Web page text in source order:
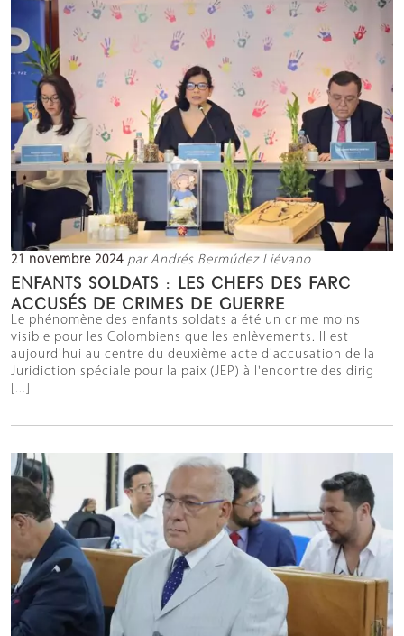
21 novembre 2024 par Andrés Bermúdez Liévano
ENFANTS SOLDATS : LES CHEFS DES FARC
ACCUSÉS DE CRIMES DE GUERRE
Le phénomène des enfants soldats a été un crime moins
visible pour les Colombiens que les enlèvements. Il est
aujourd'hui au centre du deuxième acte d'accusation de la
Juridiction spéciale pour la paix (JEP) à l'encontre des dirig
[...]